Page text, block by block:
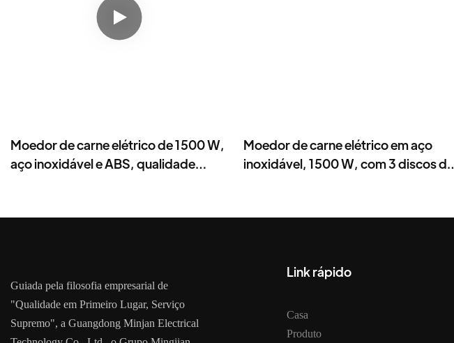
Moedor de carne elétrico de 1500 W,
aço inoxidável e ABS, qualidade
Moedor de carne elétrico em aço
inoxidável, 1500 W, com 3 discos de
Guiada pela filosofia empresarial de
"Qualidade em Primeiro Lugar, Serviço
Supremo", a Guangdong Minjan Electrical
Link rápido
Casa
Produto